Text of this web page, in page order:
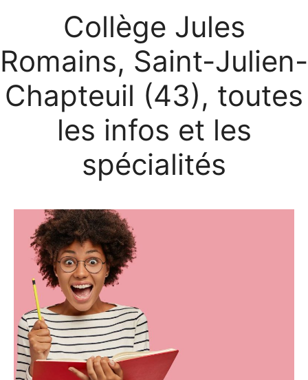
Collège Jules
Romains, Saint-Julien-
Chapteuil (43), toutes
les infos et les
spécialités